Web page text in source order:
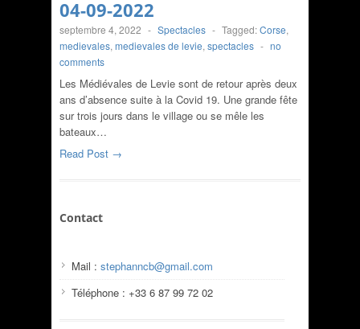
04-09-2022
septembre 4, 2022 - Spectacles - Tagged:Corse,
medievales, medievales de levie, spectacles - no
comments
Les Médiévales de Levie sont de retour après deux
ans d’absence suite à la Covid 19. Une grande fête
sur trois jours dans le village ou se mêle les
bateaux…
Read Post →
Contact
Mail : stephanncb@gmail.com
Téléphone : +33 6 87 99 72 02